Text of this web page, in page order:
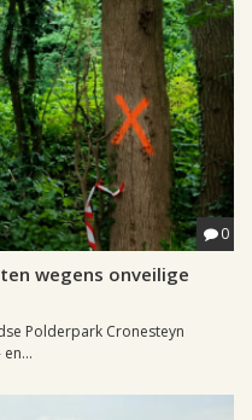
0
wegens onveilige
Polderpark Cronesteyn